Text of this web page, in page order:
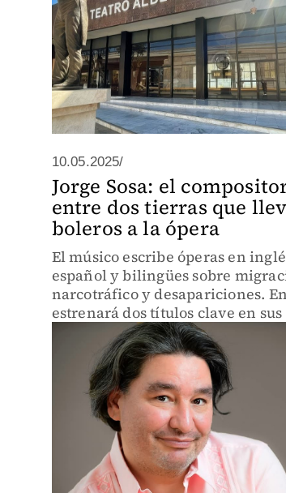
10.05.2025/
Jorge Sosa: el
entre dos tierras que
boleros a la ópera
El músico escribe óperas en
español y bilingües sobre
narcotráfico y desapariciones.
estrenará dos títulos clave en sus
hogares: Ciudad de México y